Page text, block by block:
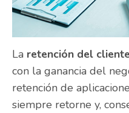
La retención del
con la ganancia del
retención de
siempre retorne y,